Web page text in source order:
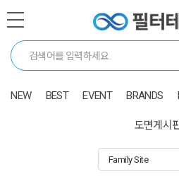
NEW BEST EVENT BRANDS
도면게시